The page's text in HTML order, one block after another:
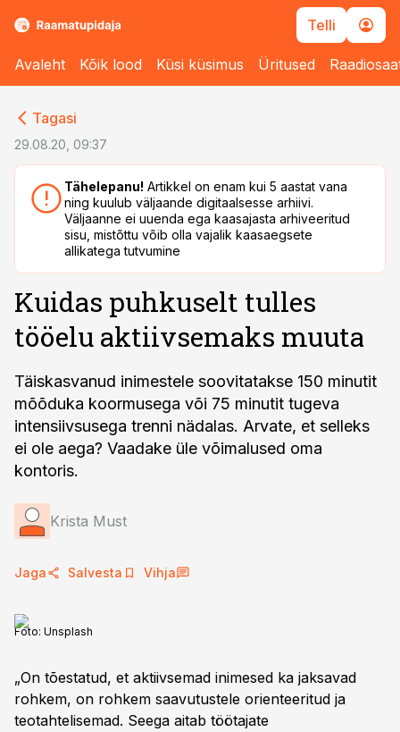
Telli
Avaleht Kõik lood Küsi küsimus Üritused
Tagasi
29.08.20, 09:37
Tähelepanu! Artikkel on enam kui 5 aastat vana
ning kuulub väljaande digitaalsesse arhiivi.
Väljaanne ei uuenda ega kaasajasta arhiveeritud
sisu, mistõttu võib olla vajalik kaasaegsete
allikatega tutvumine
Kuidas puhkuselt tulles
tööelu aktiivsemaks muuta
Täiskasvanud inimestele soovitatakse 150 minutit
mõõduka koormusega või 75 minutit tugeva
intensiivsusega trenni nädalas. Arvate, et selleks
ei ole aega? Vaadake üle võimalused oma
kontoris.
Krista Must
Jaga Salvesta Vihja
Foto: Unsplash
„On tõestatud, et aktiivsemad inimesed ka jaksavad
rohkem, on rohkem saavutustele orienteeritud ja
teotahtelisemad. Seega aitab töötajate